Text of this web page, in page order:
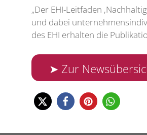
„Der EHI-Leitfaden
und dabei
des EHI erhalten die
➤ Zur